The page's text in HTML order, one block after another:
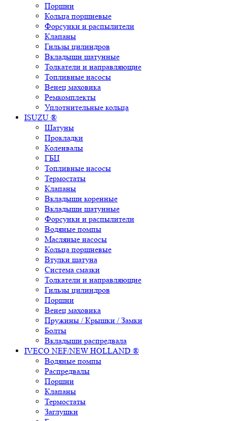
Поршни
Кольца поршневые
Форсунки и распылители
Клапаны
Гильзы цилиндров
Вкладыши шатунные
Толкатели и направляющие
Топливные насосы
Венец маховика
Ремкомплекты
Уплотнительные кольца
ISUZU ®
Шатуны
Прокладки
Коленвалы
ГБЦ
Топливные насосы
Термостаты
Клапаны
Вкладыши коренные
Вкладыши шатунные
Форсунки и распылители
Водяные помпы
Масляные насосы
Кольца поршневые
Втулки шатуна
Система смазки
Толкатели и направляющие
Гильзы цилиндров
Поршни
Венец маховика
Пружины / Крышки / Замки
Болты
Вкладыши распредвала
IVECO NEF/NEW HOLLAND ®
Водяные помпы
Распредвалы
Поршни
Клапаны
Термостаты
Заглушки